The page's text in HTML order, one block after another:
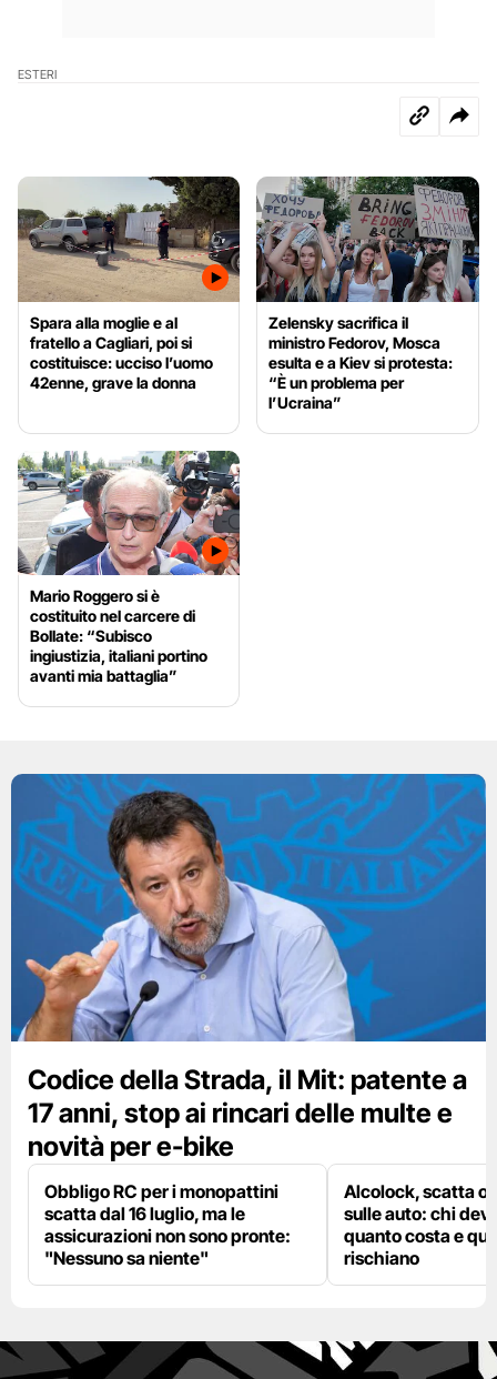
ESTERI
Spara alla moglie e al
fratello a Cagliari, poi si
costituisce: ucciso l’uomo
42enne, grave la donna
Zelensky sacrifica il
ministro Fedorov, Mosca
esulta e a Kiev si protesta:
“È un problema per
l’Ucraina”
Mario Roggero si è
costituito nel carcere di
Bollate: “Subisco
ingiustizia, italiani portino
avanti mia battaglia”
Codice della Strada, il Mit: patente a
17 anni, stop ai rincari delle multe e
novità per e-bike
Obbligo RC per i monopattini
scatta dal 16 luglio, ma le
assicurazioni non sono pronte:
"Nessuno sa niente"
Alcolock, scatta
sulle auto: chi
quanto costa e
rischiano